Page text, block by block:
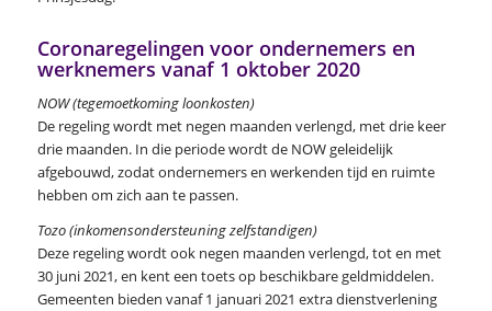
Coronaregelingen voor ondernemers en
werknemers vanaf 1 oktober 2020
NOW (tegemoetkoming loonkosten)
De regeling wordt met negen maanden verlengd, met drie keer
drie maanden. In die periode wordt de NOW geleidelijk
afgebouwd, zodat ondernemers en werkenden tijd en ruimte
hebben om zich aan te passen.
Tozo (inkomensondersteuning zelfstandigen)
Deze regeling wordt ook negen maanden verlengd, tot en met
30 juni 2021, en kent een toets op beschikbare geldmiddelen.
Gemeenten bieden vanaf 1 januari 2021 extra dienstverlening